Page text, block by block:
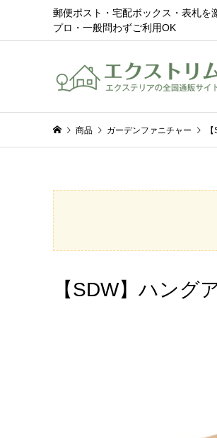
郵便ポスト・宅配ボックス・表札を
プロ・一般問わずご利用OK
商品 ガーデンファニチャー
【SDW】ハング